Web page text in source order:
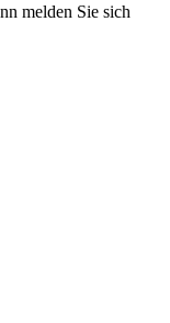
melden Sie sich